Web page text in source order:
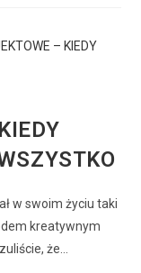
w swoim życiu taki
kreatywnym
że…